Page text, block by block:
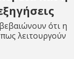
ότι η
λειτουργούν